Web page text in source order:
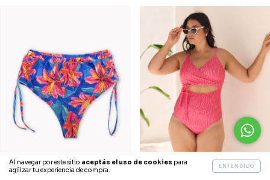
Al navegar por este sitio aceptás el uso de cookies para
agilizar tu experiencia de compra.
ENTENDIDO